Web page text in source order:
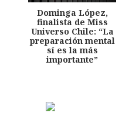
Dominga López,
finalista de Miss
Universo Chile: “La
preparación mental
sí es la más
importante”